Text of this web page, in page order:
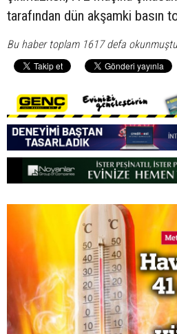
tarafından dün akşamki basın
Bu haber toplam 1617 defa